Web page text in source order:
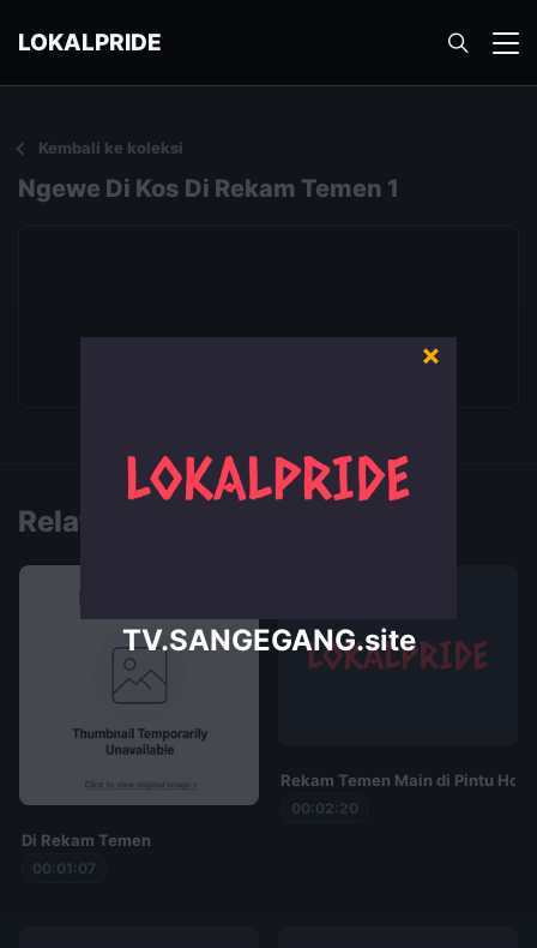
LOKALPRIDE
Kembali ke koleksi
Ngewe Di Kos Di Rekam Temen 1
Related Videos
Di Rekam Temen
00:01:07
Rekam Temen Main di Pintu
00:02:20
×
TV.SANGEGANG.site